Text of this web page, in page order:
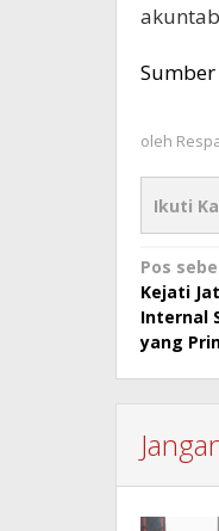
oleh
Ikuti
pos
Pos
Kejati
Internal
yang